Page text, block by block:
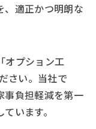
、適正かつ明朗な
オプション工
さい。当社で
事負担軽減を第一
います。